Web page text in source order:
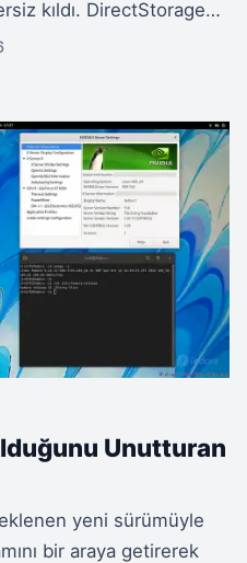
kıldı. DirectStorage
SSD'ler, oyun
Unutturan
yeni sürümüyle
bir araya getirerek